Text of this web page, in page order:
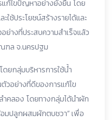
ก้ไขปัญหาอย่างยั่งยืน โดย
ใช้ประโยชน์สร้างรายได้และ
ย่างที่ประสบความสำเร็จแล้ว
ฑล จ.นครปฐม
ดยกลุ่มบริหารการใช้น้ำ
วอย่างที่ดีของการแก้ไข
คลอง โดยทางกลุ่มได้นำผัก
มปลูกผสมผักตบชวา” เพื่อ